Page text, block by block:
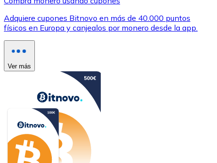
Adquiere cupones Bitnovo en más de 40.000 puntos
físicos en Europa y canjealos por monero desde la app.
Ver más